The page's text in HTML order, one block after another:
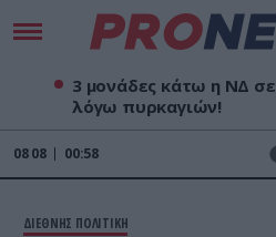
3 μονάδες κάτω η ΝΔ
λόγω πυρκαγιών!
08 08 00:58
ΔΙΕΘΝΗΣ ΠΟΛΙΤΙΚΗ